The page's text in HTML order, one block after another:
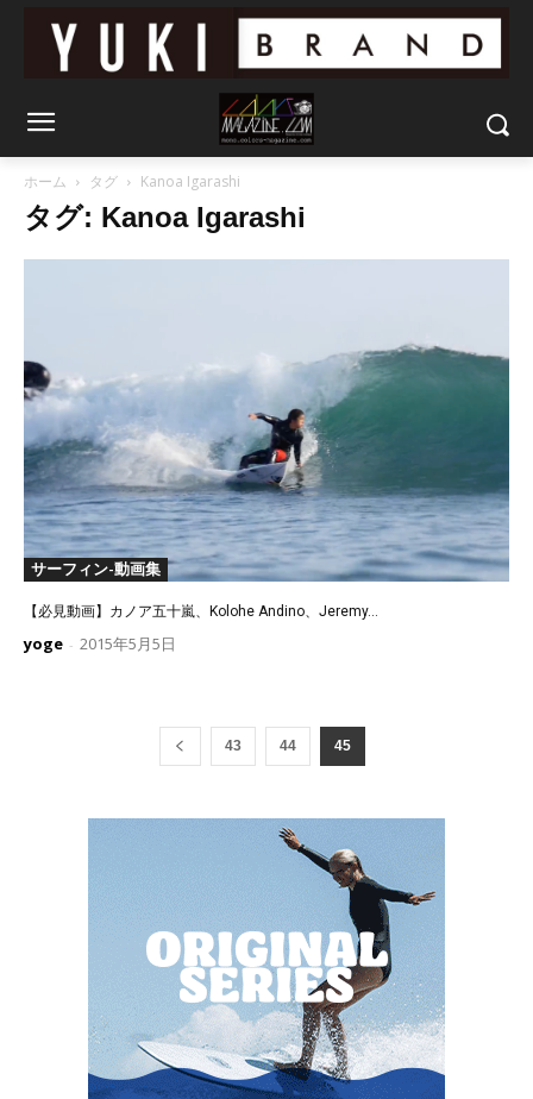
ホーム タグ Kanoa Igarashi
タグ: Kanoa Igarashi
サーフィン-動画集
【必見動画】カノア五十嵐、Kolohe Andino、Jeremy...
yoge - 2015年5月5日
43 44 45